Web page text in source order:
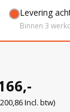
Levering
Binnen 3
Incl. btw)